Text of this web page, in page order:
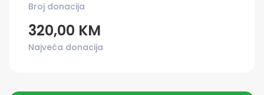
Broj donacija
320,00 KM
Najveća donacija